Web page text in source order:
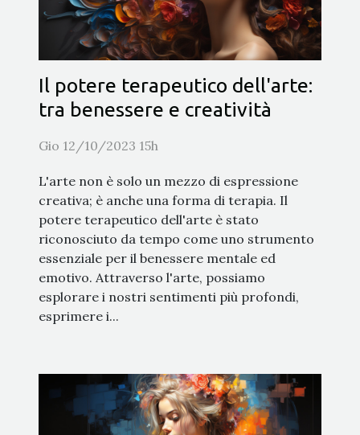
Il potere terapeutico dell'arte:
tra benessere e creatività
Gio 12/10/2023 15h
L'arte non è solo un mezzo di espressione
creativa; è anche una forma di terapia. Il
potere terapeutico dell'arte è stato
riconosciuto da tempo come uno strumento
essenziale per il benessere mentale ed
emotivo. Attraverso l'arte, possiamo
esplorare i nostri sentimenti più profondi,
esprimere i...